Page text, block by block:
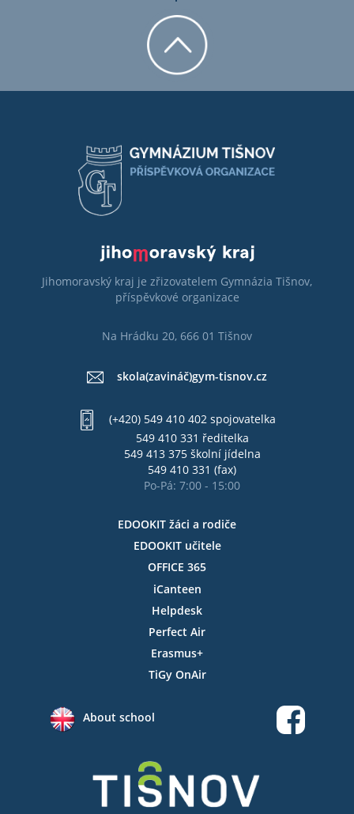
Jihomoravský kraj je zřizovatelem Gymnázia Tišnov,
příspěvkové organizace
Na Hrádku 20, 666 01 Tišnov
skola(zavináč)gym-tisnov.cz
(+420) 549 410 402 spojovatelka
549 410 331 ředitelka
549 413 375 školní jídelna
549 410 331 (fax)
Po-Pá: 7:00 - 15:00
EDOOKIT žáci a rodiče
EDOOKIT učitele
OFFICE 365
iCanteen
Helpdesk
Perfect Air
Erasmus+
TiGy OnAir
About school